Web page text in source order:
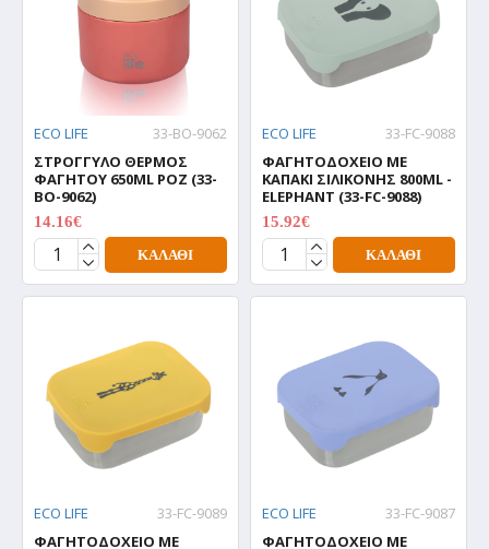
ECO LIFE
33-BO-9062
ΣΤΡΟΓΓΥΛΟ ΘΕΡΜΟΣ
ΦΑΓΗΤΟΥ 650ML ΡΟΖ (33-
BO-9062)
14.16€
ΚΑΛΆΘΙ
ECO LIFE
33-FC-9088
ΦΑΓΗΤΟΔΟΧΕΙΟ ΜΕ
ΚΑΠΑΚΙ ΣΙΛΙΚΟΝΗΣ 800ML -
ELEPHANT (33-FC-9088)
15.92€
ΚΑΛΆΘΙ
ECO LIFE
33-FC-9089
ΦΑΓΗΤΟΔΟΧΕΙΟ ΜΕ
ECO LIFE
33-FC-9087
ΦΑΓΗΤΟΔΟΧΕΙΟ ΜΕ